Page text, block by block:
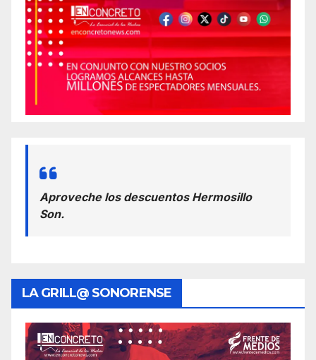
Aproveche los descuentos Hermosillo
Son.
LA GRILL@ SONORENSE